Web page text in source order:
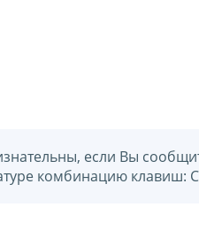
если Вы
комбинацию клавиш: